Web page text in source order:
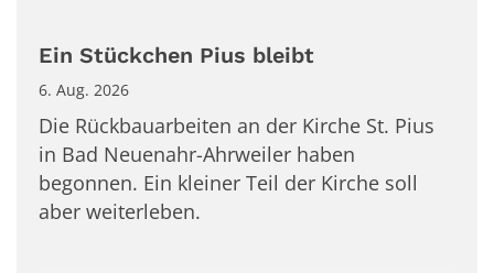
Ein Stückchen Pius bleibt
6. Aug. 2026
Die Rückbauarbeiten an der Kirche St. Pius
in Bad Neuenahr-Ahrweiler haben
begonnen. Ein kleiner Teil der Kirche soll
aber weiterleben.